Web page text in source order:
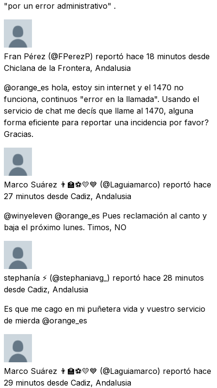
"por un error administrativo" .
Fran Pérez (@FPerezP) reportó hace 18 minutos desde
Chiclana de la Frontera, Andalusia
@orange_es hola, estoy sin internet y el 1470 no
funciona, continuos "error en la llamada". Usando el
servicio de chat me decís que llame al 1470, alguna
forma eficiente para reportar una incidencia por favor?
Gracias.
Marco Suárez 👨‍🏫⚽💛💙 (@Laguiamarco) reportó hace
27 minutos desde Cadiz, Andalusia
@winyeleven @orange_es Pues reclamación al canto y
baja el próximo lunes. Timos, NO
stephanía ⚡ (@stephaniavg_) reportó hace 28 minutos
desde Cadiz, Andalusia
Es que me cago en mi puñetera vida y vuestro servicio
de mierda @orange_es
Marco Suárez 👨‍🏫⚽💛💙 (@Laguiamarco) reportó hace
29 minutos desde Cadiz, Andalusia